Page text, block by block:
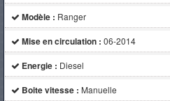
Modèle : Ranger
Mise en circulation : 06-2014
Energie : Diesel
Boite vitesse : Manuelle